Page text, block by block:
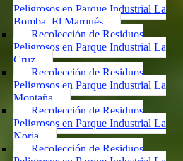
Peligrosos en Parque Industrial La
Bomba, El Marqués
Recolección de Residuos
Peligrosos en Parque Industrial La
Cruz
Recolección de Residuos
Peligrosos en Parque Industrial La
Montaña
Recolección de Residuos
Peligrosos en Parque Industrial La
Noria
Recolección de Residuos